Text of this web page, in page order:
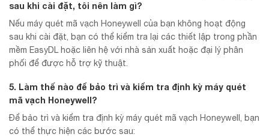
sau khi cài đặt, tôi nên làm gì?
Nếu máy quét mã vạch Honeywell của bạn không hoạt động
sau khi cài đặt, bạn có thể kiểm tra lại các thiết lập trong phần
mềm EasyDL hoặc liên hệ với nhà sản xuất hoặc đại lý phân
phối để được hỗ trợ kỹ thuật.
5. Làm thế nào để bảo trì và kiểm tra định kỳ máy quét
mã vạch Honeywell?
Để bảo trì và kiểm tra định kỳ máy quét mã vạch Honeywell, bạn
có thể thực hiện các bước sau: